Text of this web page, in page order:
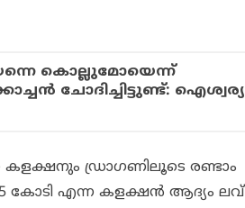
കൊല്ലുമോയെന്ന്
ചോദിച്ചിട്ടുണ്ട്: ഐശ്വര്യ
കളക്ഷനും ഡ്രാഗണിലൂടെ രണ്ടാം
65 കോടി എന്ന കളക്ഷന്‍ ആദ്യം ലവ്